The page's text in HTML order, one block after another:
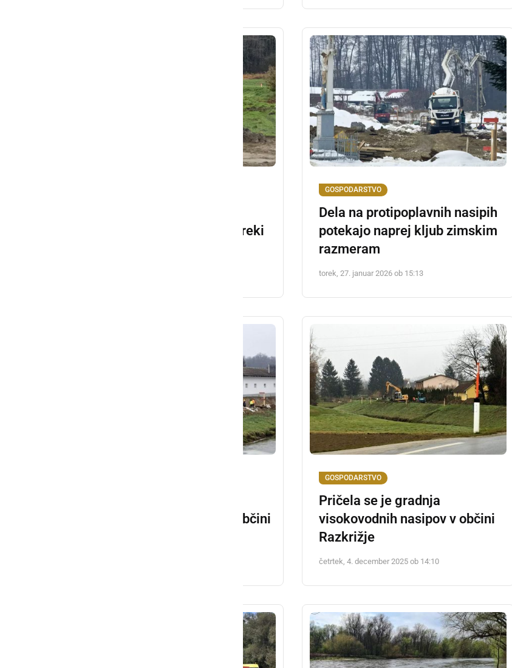
visokovodnega nasipa ob reki
GOSPODARSTVO
Dela na protipoplavnih nasipih
potekajo naprej kljub zimskim
razmeram
torek, 27. januar 2026 ob 15:13
protipoplavnih nasipov v občini
GOSPODARSTVO
Pričela se je gradnja
visokovodnih nasipov v občini
Razkrižje
četrtek, 4. december 2025 ob 14:10